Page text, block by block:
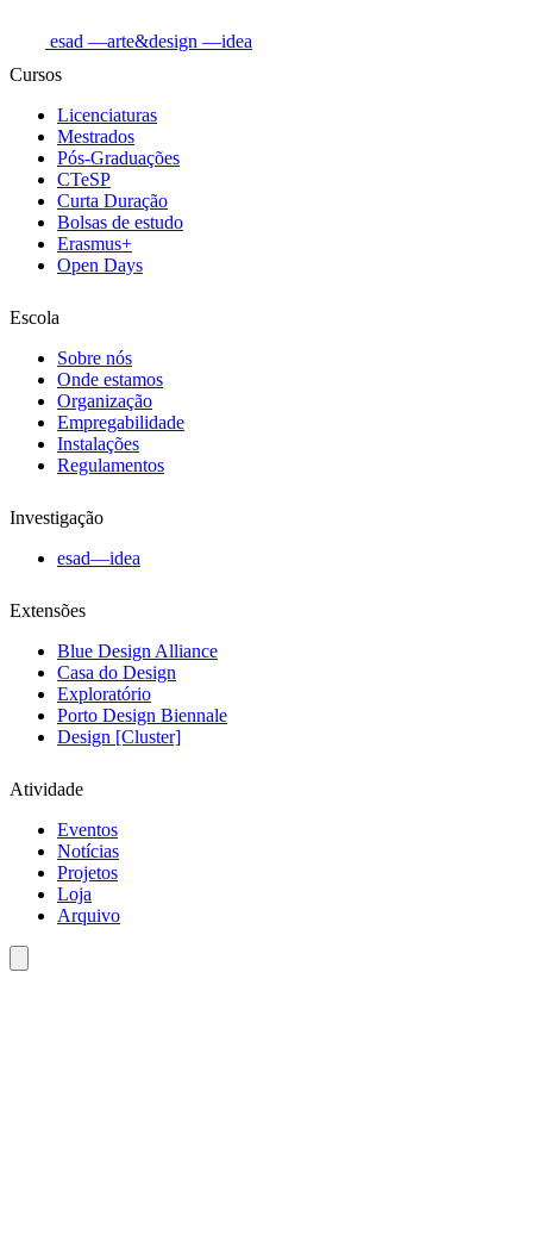
esad —arte&design —idea
Cursos
Licenciaturas
Mestrados
Pós-Graduações
CTeSP
Curta Duração
Bolsas de estudo
Erasmus+
Open Days
Escola
Sobre nós
Onde estamos
Organização
Empregabilidade
Instalações
Regulamentos
Investigação
esad—idea
Extensões
Blue Design Alliance
Casa do Design
Exploratório
Porto Design Biennale
Design [Cluster]
Atividade
Eventos
Notícias
Projetos
Loja
Arquivo